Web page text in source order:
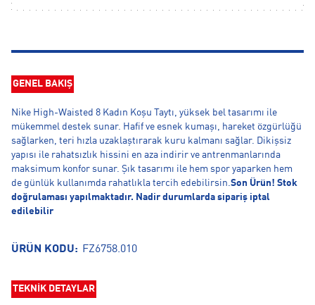
GENEL BAKIŞ
Nike High-Waisted 8 Kadın Koşu Taytı, yüksek bel tasarımı ile
mükemmel destek sunar. Hafif ve esnek kumaşı, hareket özgürlüğü
sağlarken, teri hızla uzaklaştırarak kuru kalmanı sağlar. Dikişsiz
yapısı ile rahatsızlık hissini en aza indirir ve antrenmanlarında
maksimum konfor sunar. Şık tasarımı ile hem spor yaparken hem
de günlük kullanımda rahatlıkla tercih edebilirsin.Son Ürün! Stok
doğrulaması yapılmaktadır. Nadir durumlarda sipariş iptal
edilebilir
ÜRÜN KODU: FZ6758.010
TEKNİK DETAYLAR